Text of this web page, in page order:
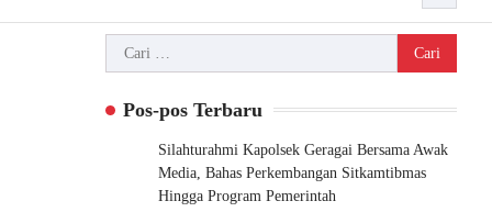
Cari
untuk:
Pos-pos Terbaru
Silahturahmi Kapolsek Geragai Bersama Awak
Media, Bahas Perkembangan Sitkamtibmas
Hingga Program Pemerintah